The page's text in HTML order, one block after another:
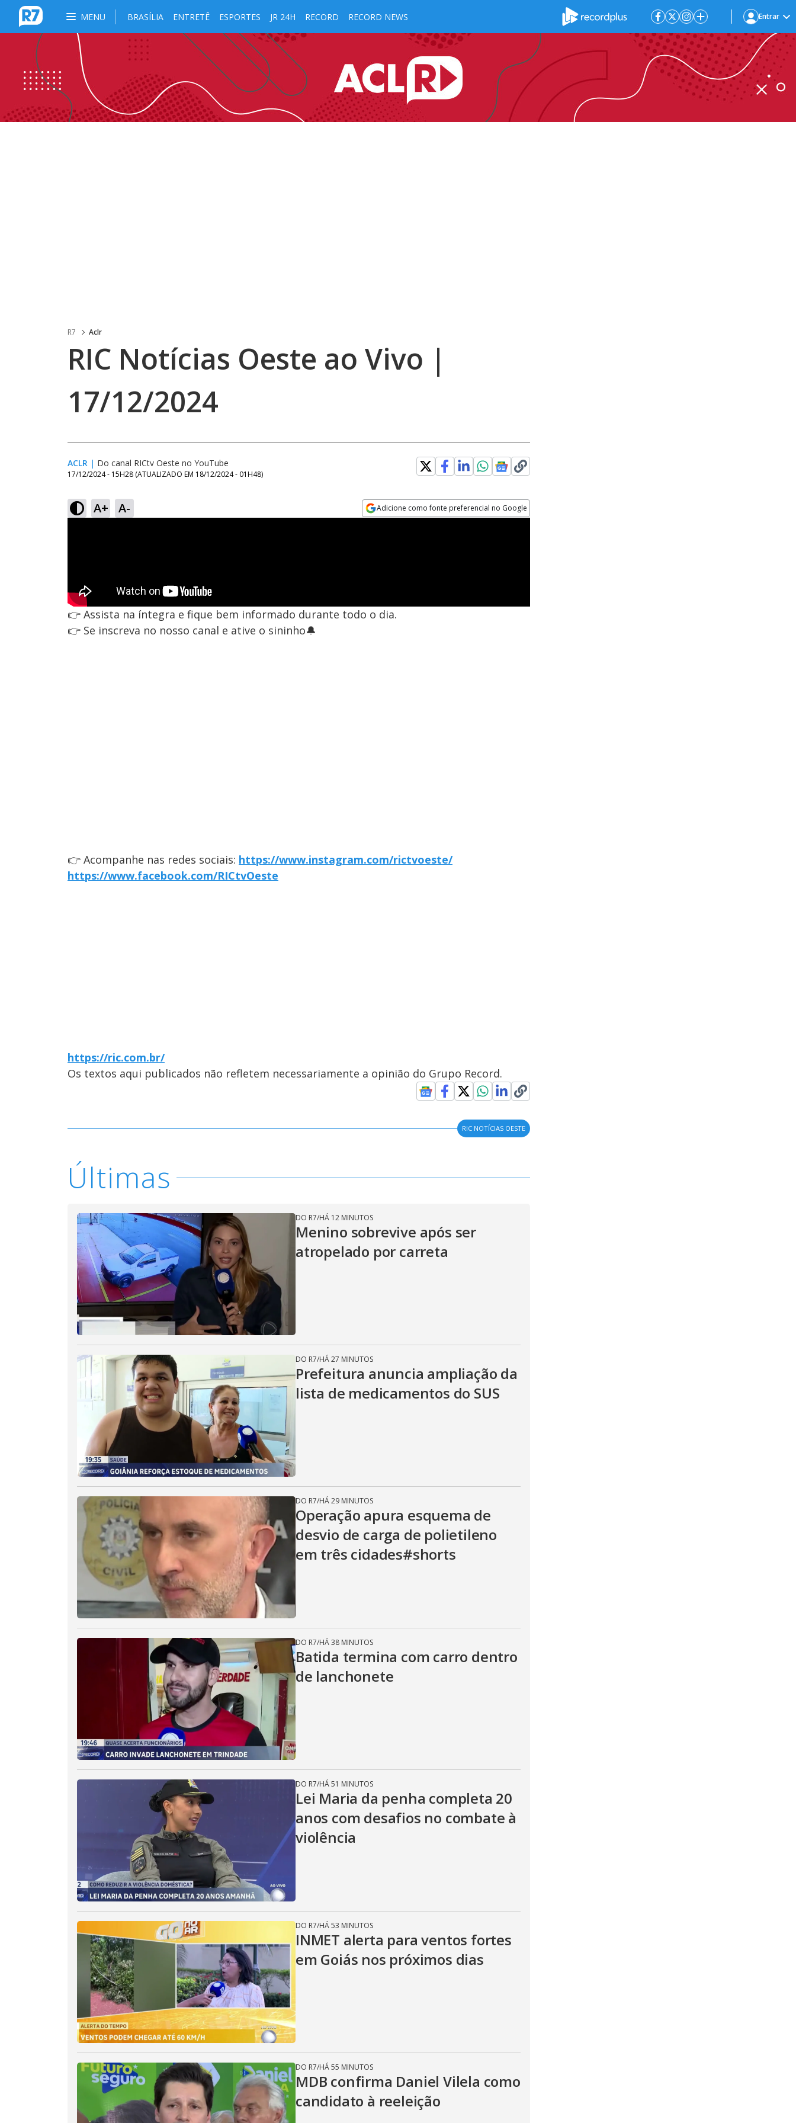
MENU BRASÍLIA ENTRETÊ ESPORTES JR 24H RECORD RECORD NEWS Entrar
R7 Aclr
RIC Notícias Oeste ao Vivo |
17/12/2024
ACLR | Do canal RICtv Oeste no YouTube
17/12/2024 - 15H28 (ATUALIZADO EM 18/12/2024 - 01H48)
A+ A- Adicione como fonte preferencial no Google
👉 Assista na íntegra e fique bem informado durante todo o dia.
👉 Se inscreva no nosso canal e ative o sininho🔔
👉 Acompanhe nas redes sociais: https://www.instagram.com/rictvoeste/
https://www.facebook.com/RICtvOeste
https://ric.com.br/
Os textos aqui publicados não refletem necessariamente a opinião do Grupo Record.
RIC NOTÍCIAS OESTE
Últimas
DO R7/HÁ 12 MINUTOS
Menino sobrevive após ser
atropelado por carreta
DO R7/HÁ 27 MINUTOS
Prefeitura anuncia ampliação da
lista de medicamentos do SUS
DO R7/HÁ 29 MINUTOS
Operação apura esquema de
desvio de carga de polietileno
em três cidades#shorts
DO R7/HÁ 38 MINUTOS
Batida termina com carro dentro
de lanchonete
DO R7/HÁ 51 MINUTOS
Lei Maria da penha completa 20
anos com desafios no combate à
violência
DO R7/HÁ 53 MINUTOS
INMET alerta para ventos fortes
em Goiás nos próximos dias
DO R7/HÁ 55 MINUTOS
MDB confirma Daniel Vilela como
candidato à reeleição